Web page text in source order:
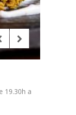
19.30h a